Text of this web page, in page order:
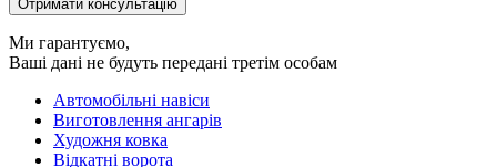
Ми гарантуємо,
Ваші дані не будуть передані третім особам
Автомобільні навіси
Виготовлення ангарів
Художня ковка
Відкатні ворота